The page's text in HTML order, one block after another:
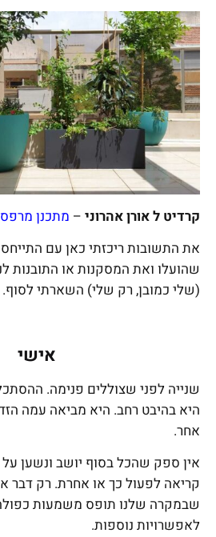
קרדיט ל אורן אהרוני – מתכנן
את התשובות ריכזתי כאן עם
שהועלו ואת המסקנות או התובנות
(שלי כמובן, רק שלי) השארתי לסוף.
אישי
שנייה לפני שצוללים פנימה.
היא בהיבט רחב. היא מביאה עמה
אחר.
אין ספק שהכל בסוף יושב ונשען על
קריאה לפעול כך או אחרת. רק דבר
שבמקרה שלנו תופס משמעות
לאפשרויות נוספות.